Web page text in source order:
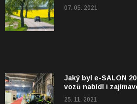
07. 05. 2021
Jaký byl e-SALON
vozů nabídl i
25. 11. 2021